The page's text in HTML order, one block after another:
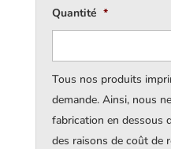
Quantité *
Tous nos produits
demande. Ainsi, nous
fabrication en dessous
des raisons de coût de